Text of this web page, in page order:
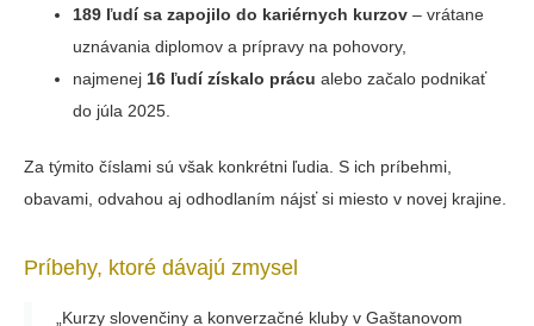
189 ľudí sa zapojilo do kariérnych kurzov – vrátane
uznávania diplomov a prípravy na pohovory,
najmenej 16 ľudí získalo prácu alebo začalo podnikať
do júla 2025.
Za týmito číslami sú však konkrétni ľudia. S ich príbehmi,
obavami, odvahou aj odhodlaním nájsť si miesto v novej krajine.
Príbehy, ktoré dávajú zmysel
„Kurzy slovenčiny a konverzačné kluby v Gaštanovom